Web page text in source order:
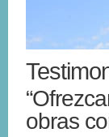
obras